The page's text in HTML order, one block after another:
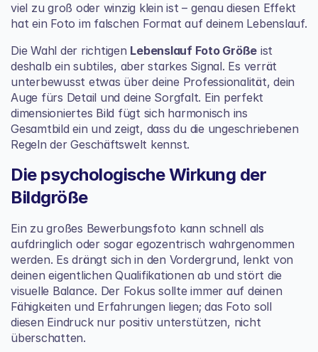
viel zu groß oder winzig klein ist – genau diesen Effekt
hat ein Foto im falschen Format auf deinem Lebenslauf.
Die Wahl der richtigen Lebenslauf Foto Größe ist
deshalb ein subtiles, aber starkes Signal. Es verrät
unterbewusst etwas über deine Professionalität, dein
Auge fürs Detail und deine Sorgfalt. Ein perfekt
dimensioniertes Bild fügt sich harmonisch ins
Gesamtbild ein und zeigt, dass du die ungeschriebenen
Regeln der Geschäftswelt kennst.
Die psychologische Wirkung der
Bildgröße
Ein zu großes Bewerbungsfoto kann schnell als
aufdringlich oder sogar egozentrisch wahrgenommen
werden. Es drängt sich in den Vordergrund, lenkt von
deinen eigentlichen Qualifikationen ab und stört die
visuelle Balance. Der Fokus sollte immer auf deinen
Fähigkeiten und Erfahrungen liegen; das Foto soll
diesen Eindruck nur positiv unterstützen, nicht
überschatten.